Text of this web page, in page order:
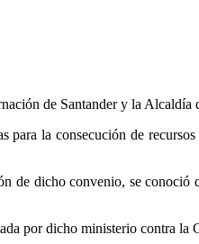
de Santander y la Alcaldía
la consecución de
de dicho convenio, se conoció
por dicho ministerio contra la